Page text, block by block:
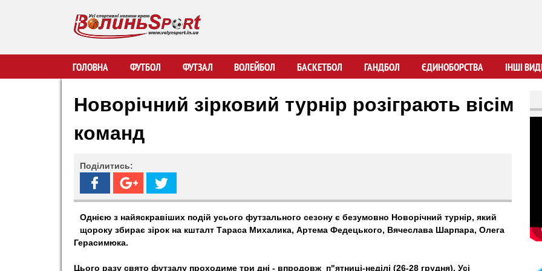
вмісту
В
о
ь
S
p
ГОЛОВНА ФУТБОЛ ФУТЗАЛ ВОЛЕЙБОЛ БАСКЕТБОЛ ГАНДБОЛ ЄДИНОБОРСТВА ІНШІ
Новорічний зірковий турнір розіграють вісім
команд
Поділитись:
Однією з найяскравіших подій усього футзального сезону є безумовно Новорічний турнір, який
щороку збирає зірок на кшталт Тараса Михалика, Артема Федецького, Вячеслава Шарпара, Олега
Герасимюка.
Цього разу свято футзалу проходиме три дні - впродовж п"ятниці-неділі (26-28 грудня). Усі